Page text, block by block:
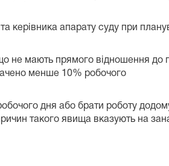
не рідше 1 разу на
апарату суду при
не мають прямого відношення до
менше 10% робочого
дня або брати роботу
такого явища вказують на